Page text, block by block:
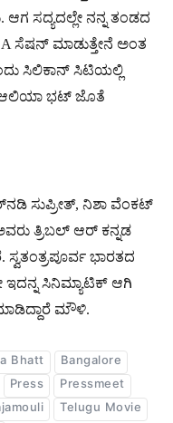
ಸದ್ಯದಲ್ಲೇ ನನ್ನ ತಂಡದ
ಸೆಷನ್ ಮಾಡುತ್ತೇನೆ ಅಂತ
ಸಿಲಿಕಾನ್ ಸಿಟಿಯಲ್ಲಿ
ಭಟ್ ಜೊತೆ
ಸುಪ್ರೀತ್, ನಿಶಾ ವೆಂಕಟ್
ತ್ರಿಬಲ್ ಆರ್ ಕನ್ನಡ
ಸ್ವತಂತ್ರಪೂರ್ವ ಭಾರತದ
ಇದನ್ನ ಸಿನಿಮ್ಯಾಟಿಕ್ ಆಗಿ
ಮೌಳಿ.
Bhatt
Bangalore
Press
Pressmeet
Telugu Movie